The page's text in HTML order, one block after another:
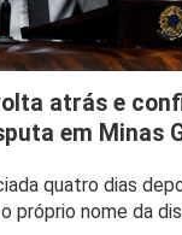
atrás e
em Minas
quatro dias
próprio nome da